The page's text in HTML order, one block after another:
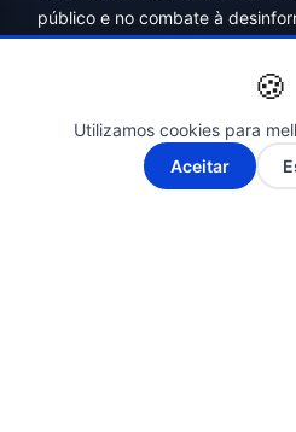
público e no combate à
A- A+
🍪
Utilizamos cookies para
Aceitar